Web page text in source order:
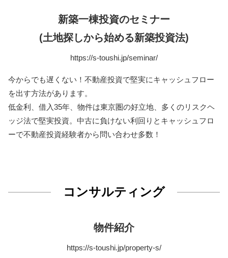
新築一棟投資のセミナー
(土地探しから始める新築投資法)
https://s-toushi.jp/seminar/
今からでも遅くない！不動産投資で堅実にキャッシュフロー
を出す方法があります。
低金利、借入35年、物件は東京圏の好立地、多くのリスクヘ
ッジ法で堅実投資。中古に負けない利回りとキャッシュフロ
ーで不動産投資経験者から問い合わせ多数！
コンサルティング
物件紹介
https://s-toushi.jp/property-s/